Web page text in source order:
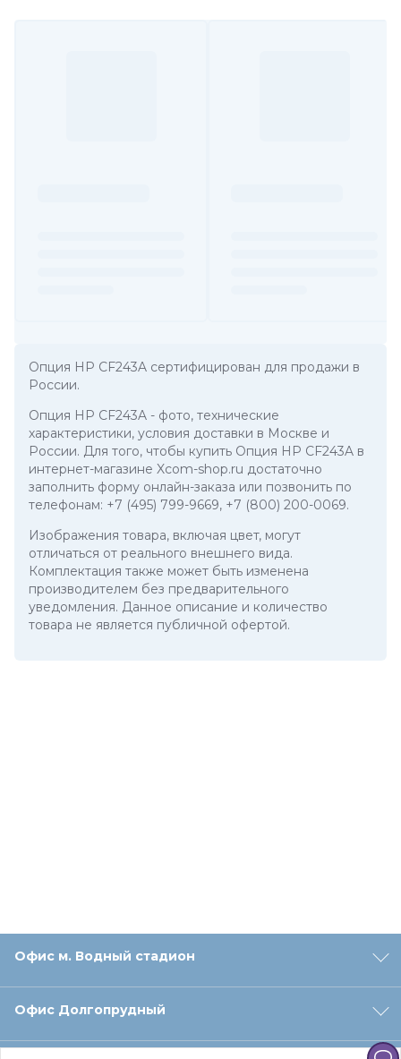
Опция HP CF243A сертифицирован для продажи в
России.
Опция HP CF243A - фото, технические
характеристики, условия доставки в Москве и
России. Для того, чтобы купить Опция HP CF243A в
интернет-магазине Xcom-shop.ru достаточно
заполнить форму онлайн-заказа или позвонить по
телефонам: +7 (495) 799-9669, +7 (800) 200-0069.
Изображения товара, включая цвет, могут
отличаться от реального внешнего вида.
Комплектация также может быть изменена
производителем без предварительного
уведомления. Данное описание и количество
товара не является публичной офертой.
Офис м. Водный стадион
Офис Долгопрудный